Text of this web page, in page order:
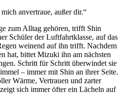
anvertraue, außer dir.“
zum Alltag gehören, trifft Shin
Schüler der Luftfahrtklasse, auf das
weinend auf ihn trifft. Nachdem
hat, bittet Mizuki ihn am nächsten
Schritt für Schritt überwindet sie
– immer mit Shin an ihrer Seite.
Wärme, Vertrauen und zarter
sich immer öfter ein Lächeln auf